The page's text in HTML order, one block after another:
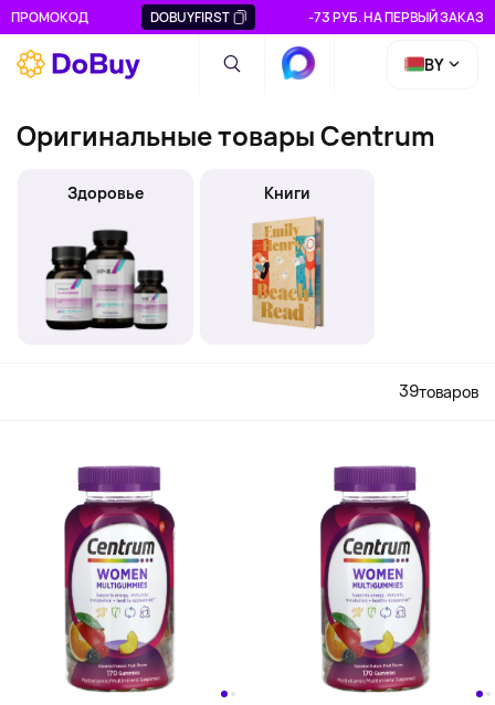
ПРОМОКОД DOBUYFIRST -73 РУБ. НА ПЕРВЫЙ ЗАКАЗ
BY
Оригинальные товары Centrum
Здоровье Книги
39товаров